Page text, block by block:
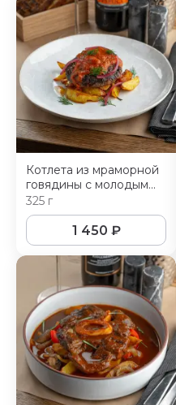
Котлета из мраморной
говядины с молодым
картофелем
325 г
1 450 ₽